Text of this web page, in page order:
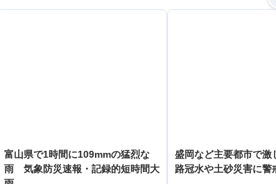
富山県で1時間に109mmの猛烈な
雨 気象防災速報・記録的短時間大
盛岡など主要都市で
路冠水や土砂災害に警